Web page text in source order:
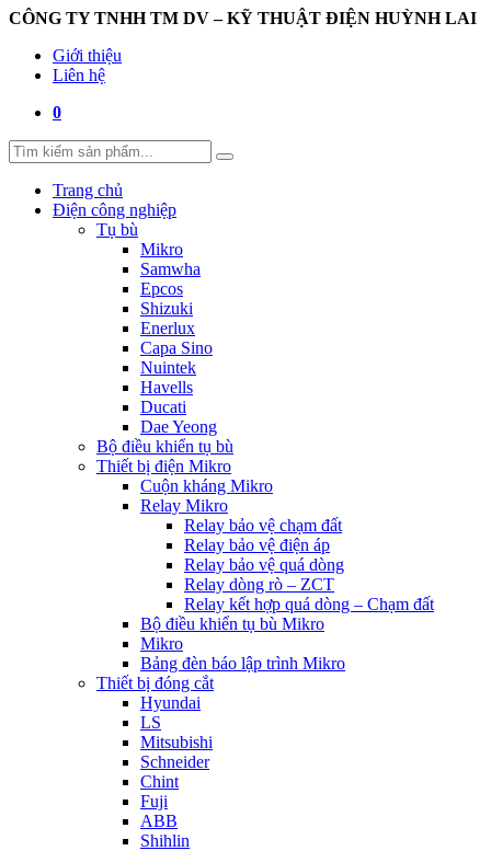
CÔNG TY TNHH TM DV – KỸ THUẬT ĐIỆN HUỲNH LAI
Giới thiệu
Liên hệ
0
Trang chủ
Điện công nghiệp
Tụ bù
Mikro
Samwha
Epcos
Shizuki
Enerlux
Capa Sino
Nuintek
Havells
Ducati
Dae Yeong
Bộ điều khiển tụ bù
Thiết bị điện Mikro
Cuộn kháng Mikro
Relay Mikro
Relay bảo vệ chạm đất
Relay bảo vệ điện áp
Relay bảo vệ quá dòng
Relay dòng rò – ZCT
Relay kết hợp quá dòng – Chạm đất
Bộ điều khiển tụ bù Mikro
Mikro
Bảng đèn báo lập trình Mikro
Thiết bị đóng cắt
Hyundai
LS
Mitsubishi
Schneider
Chint
Fuji
ABB
Shihlin